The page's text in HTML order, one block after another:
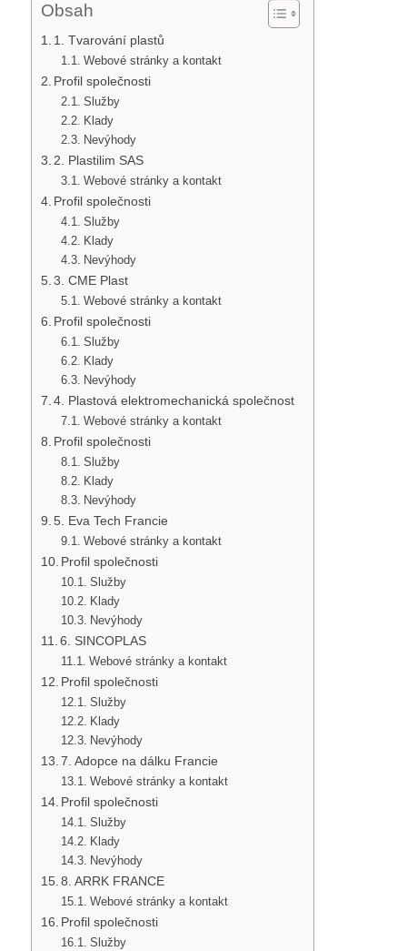
Obsah
1. Tvarování plastů
Webové stránky a kontakt
Profil společnosti
Služby
Klady
Nevýhody
2. Plastilim SAS
Webové stránky a kontakt
Profil společnosti
Služby
Klady
Nevýhody
3. CME Plast
Webové stránky a kontakt
Profil společnosti
Služby
Klady
Nevýhody
4. Plastová elektromechanická společnost
Webové stránky a kontakt
Profil společnosti
Služby
Klady
Nevýhody
5. Eva Tech Francie
Webové stránky a kontakt
Profil společnosti
Služby
Klady
Nevýhody
6. SINCOPLAS
Webové stránky a kontakt
Profil společnosti
Služby
Klady
Nevýhody
7. Adopce na dálku Francie
Webové stránky a kontakt
Profil společnosti
Služby
Klady
Nevýhody
8. ARRK FRANCE
Webové stránky a kontakt
Profil společnosti
Služby